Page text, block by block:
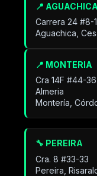
📍 AGUACHICA
Carrera 24 #8-
Aguachica,
📍 MONTERIA
Cra 14F #44-
Almeria
Montería,
🔧 PEREIRA
Cra. 8 #33-33
Pereira,